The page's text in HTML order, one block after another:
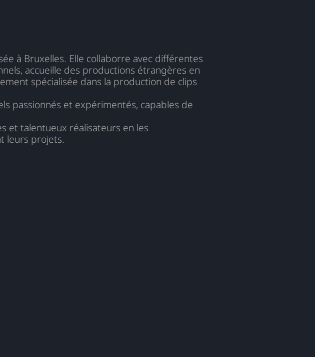
à Bruxelles. Elle collaborre avec différentes
accueille des productions étrangères en
spécialisée dans la production de clips
passionnés et expérimentés, capables de
et talentueux réalisateurs en les
leurs projets.